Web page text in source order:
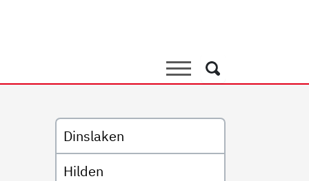
Suche
Suche
Untermenü
Dinslaken
Hilden